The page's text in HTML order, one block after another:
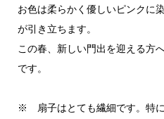
お色は柔らかく優しいピンクに
が引き立ちます。
この春、新しい門出を迎える方
です。
※ 扇子はとても繊細です。特